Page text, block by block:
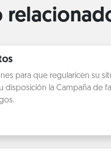
para que regularicen su
disposición la Campaña de